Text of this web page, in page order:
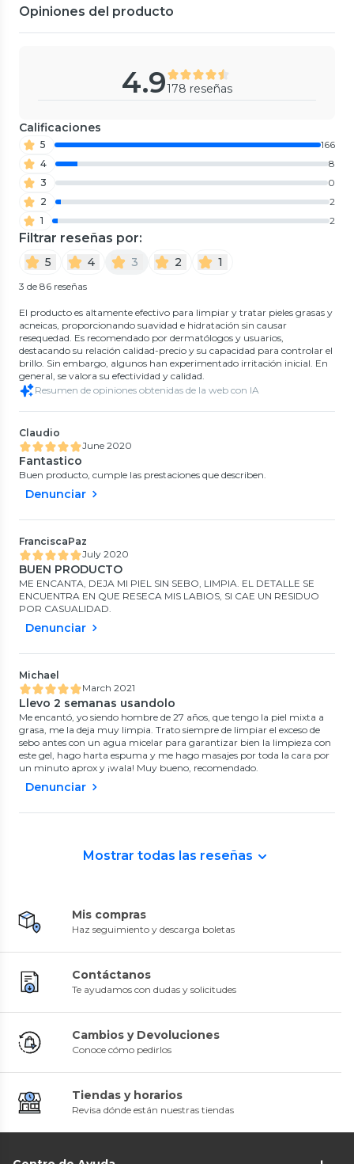
Opiniones del producto
4.9178 reseñas
Calificaciones
5
166
4
8
3
0
2
2
1
2
Filtrar reseñas por:
5 4 3 2 1
3 de 86 reseñas
El producto es altamente efectivo para limpiar y tratar pieles grasas y
acneicas, proporcionando suavidad e hidratación sin causar
resequedad. Es recomendado por dermatólogos y usuarios,
destacando su relación calidad-precio y su capacidad para controlar el
brillo. Sin embargo, algunos han experimentado irritación inicial. En
general, se valora su efectividad y calidad.
Resumen de opiniones obtenidas de la web con IA
Claudio
June 2020
Fantastico
Buen producto, cumple las prestaciones que describen.
Denunciar
FranciscaPaz
July 2020
BUEN PRODUCTO
ME ENCANTA, DEJA MI PIEL SIN SEBO, LIMPIA. EL DETALLE SE
ENCUENTRA EN QUE RESECA MIS LABIOS, SI CAE UN RESIDUO
POR CASUALIDAD.
Denunciar
Michael
March 2021
Llevo 2 semanas usandolo
Me encantó, yo siendo hombre de 27 años, que tengo la piel mixta a
grasa, me la deja muy limpia. Trato siempre de limpiar el exceso de
sebo antes con un agua micelar para garantizar bien la limpieza con
este gel, hago harta espuma y me hago masajes por toda la cara por
un minuto aprox y ¡wala! Muy bueno, recomendado.
Denunciar
Mostrar todas las reseñas
Mis compras
Haz seguimiento y descarga boletas
Contáctanos
Te ayudamos con dudas y solicitudes
Cambios y Devoluciones
Conoce cómo pedirlos
Tiendas y horarios
Revisa dónde están nuestras tiendas